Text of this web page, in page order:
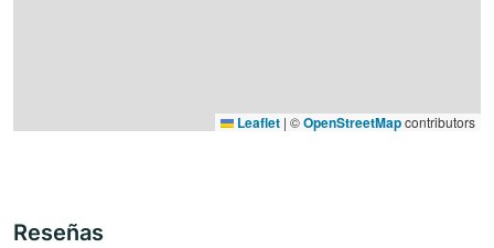
Leaflet | ©OpenStreetMapcontributors
Reseñas